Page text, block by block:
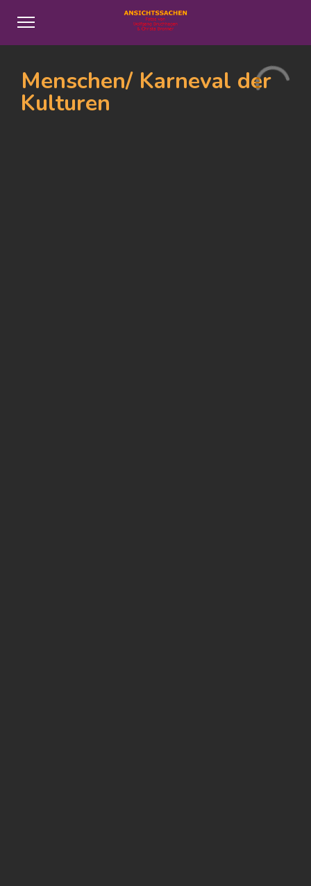
Menschen/ Karneval der
Kulturen